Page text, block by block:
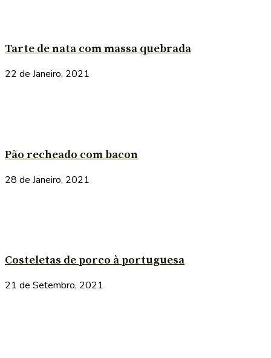
Tarte de nata com massa quebrada
22 de Janeiro, 2021
Pão recheado com bacon
28 de Janeiro, 2021
Costeletas de porco à portuguesa
21 de Setembro, 2021